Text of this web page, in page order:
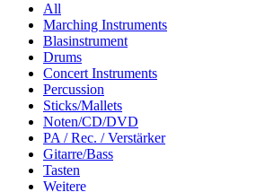
All
Marching Instruments
Blasinstrument
Drums
Concert Instruments
Percussion
Sticks/Mallets
Noten/CD/DVD
PA / Rec. / Verstärker
Gitarre/Bass
Tasten
Weitere